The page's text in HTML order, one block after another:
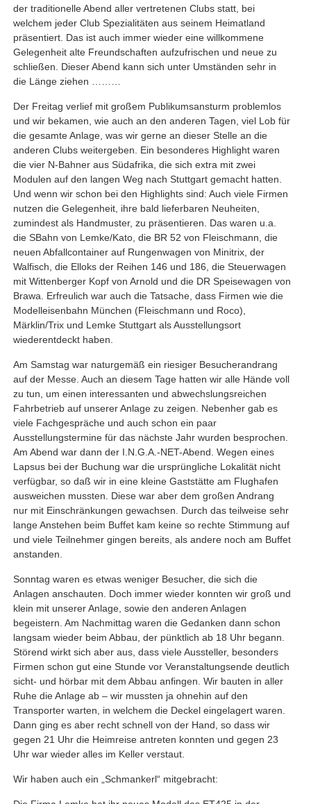
der traditionelle Abend aller vertretenen Clubs statt, bei
welchem jeder Club Spezialitäten aus seinem Heimatland
präsentiert. Das ist auch immer wieder eine willkommene
Gelegenheit alte Freundschaften aufzufrischen und neue zu
schließen. Dieser Abend kann sich unter Umständen sehr in
die Länge ziehen ………
Der Freitag verlief mit großem Publikumsansturm problemlos
und wir bekamen, wie auch an den anderen Tagen, viel Lob für
die gesamte Anlage, was wir gerne an dieser Stelle an die
anderen Clubs weitergeben. Ein besonderes Highlight waren
die vier N-Bahner aus Südafrika, die sich extra mit zwei
Modulen auf den langen Weg nach Stuttgart gemacht hatten.
Und wenn wir schon bei den Highlights sind: Auch viele Firmen
nutzen die Gelegenheit, ihre bald lieferbaren Neuheiten,
zumindest als Handmuster, zu präsentieren. Das waren u.a.
die SBahn von Lemke/Kato, die BR 52 von Fleischmann, die
neuen Abfallcontainer auf Rungenwagen von Minitrix, der
Walfisch, die Elloks der Reihen 146 und 186, die Steuerwagen
mit Wittenberger Kopf von Arnold und die DR Speisewagen von
Brawa. Erfreulich war auch die Tatsache, dass Firmen wie die
Modelleisenbahn München (Fleischmann und Roco),
Märklin/Trix und Lemke Stuttgart als Ausstellungsort
wiederentdeckt haben.
Am Samstag war naturgemäß ein riesiger Besucherandrang
auf der Messe. Auch an diesem Tage hatten wir alle Hände voll
zu tun, um einen interessanten und abwechslungsreichen
Fahrbetrieb auf unserer Anlage zu zeigen. Nebenher gab es
viele Fachgespräche und auch schon ein paar
Ausstellungstermine für das nächste Jahr wurden besprochen.
Am Abend war dann der I.N.G.A.-NET-Abend. Wegen eines
Lapsus bei der Buchung war die ursprüngliche Lokalität nicht
verfügbar, so daß wir in eine kleine Gaststätte am Flughafen
ausweichen mussten. Diese war aber dem großen Andrang
nur mit Einschränkungen gewachsen. Durch das teilweise sehr
lange Anstehen beim Buffet kam keine so rechte Stimmung auf
und viele Teilnehmer gingen bereits, als andere noch am Buffet
anstanden.
Sonntag waren es etwas weniger Besucher, die sich die
Anlagen anschauten. Doch immer wieder konnten wir groß und
klein mit unserer Anlage, sowie den anderen Anlagen
begeistern. Am Nachmittag waren die Gedanken dann schon
langsam wieder beim Abbau, der pünktlich ab 18 Uhr begann.
Störend wirkt sich aber aus, dass viele Aussteller, besonders
Firmen schon gut eine Stunde vor Veranstaltungsende deutlich
sicht- und hörbar mit dem Abbau anfingen. Wir bauten in aller
Ruhe die Anlage ab – wir mussten ja ohnehin auf den
Transporter warten, in welchem die Deckel eingelagert waren.
Dann ging es aber recht schnell von der Hand, so dass wir
gegen 21 Uhr die Heimreise antreten konnten und gegen 23
Uhr war wieder alles im Keller verstaut.
Wir haben auch ein „Schmankerl“ mitgebracht: